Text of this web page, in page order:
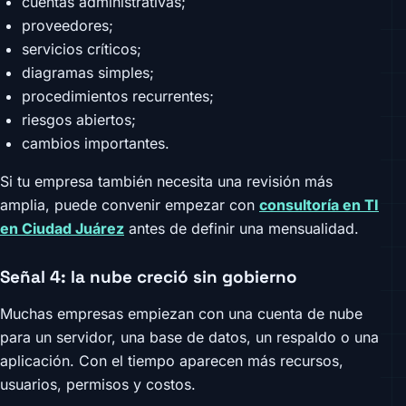
proveedores;
servicios críticos;
diagramas simples;
procedimientos recurrentes;
riesgos abiertos;
cambios importantes.
Si tu empresa también necesita una revisión más
amplia, puede convenir empezar con consultoría en TI
en Ciudad Juárez antes de definir una mensualidad.
Señal 4: la nube creció sin gobierno
Muchas empresas empiezan con una cuenta de nube
para un servidor, una base de datos, un respaldo o una
aplicación. Con el tiempo aparecen más recursos,
usuarios, permisos y costos.